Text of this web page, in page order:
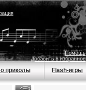
Помощь
Добавить в избранное
приколы Flash-игры